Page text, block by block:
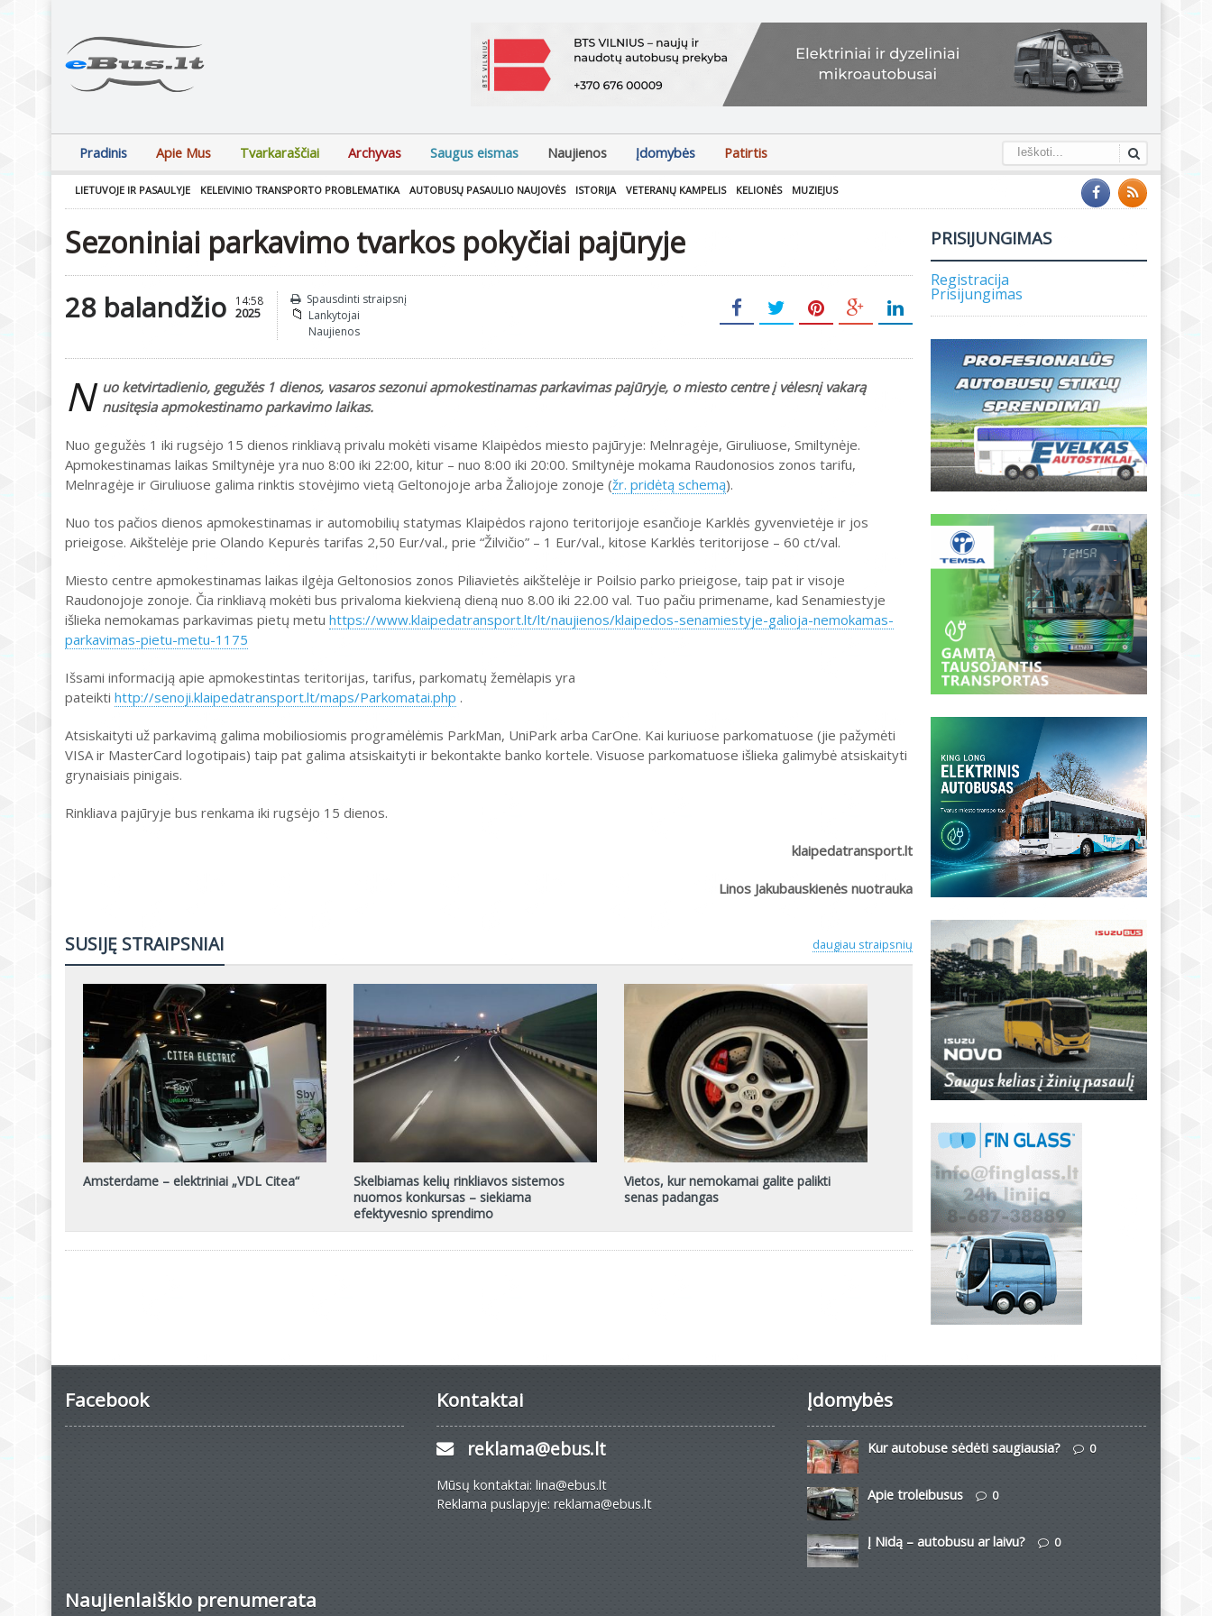
Pradinis Apie Mus Tvarkaraščiai Archyvas Saugus eismas Naujienos Įdomybės Patirtis
LIETUVOJE IR PASAULYJE KELEIVINIO TRANSPORTO PROBLEMATIKA AUTOBUSŲ PASAULIO NAUJOVĖS ISTORIJA VETERANŲ KAMPELIS KELIONĖS MUZIEJUS
Sezoniniai parkavimo tvarkos pokyčiai pajūryje
28 balandžio 14:58
2025
Spausdinti straipsnį
Lankytojai
Naujienos
N uo ketvirtadienio, gegužės 1 dienos, vasaros sezonui apmokestinamas parkavimas pajūryje, o miesto centre į vėlesnį vakarą
nusitęsia apmokestinamo parkavimo laikas.
Nuo gegužės 1 iki rugsėjo 15 dienos rinkliavą privalu mokėti visame Klaipėdos miesto pajūryje: Melnragėje, Giruliuose, Smiltynėje.
Apmokestinamas laikas Smiltynėje yra nuo 8:00 iki 22:00, kitur – nuo 8:00 iki 20:00. Smiltynėje mokama Raudonosios zonos tarifu,
Melnragėje ir Giruliuose galima rinktis stovėjimo vietą Geltonojoje arba Žaliojoje zonoje (žr. pridėtą schemą).
Nuo tos pačios dienos apmokestinamas ir automobilių statymas Klaipėdos rajono teritorijoje esančioje Karklės gyvenvietėje ir jos
prieigose. Aikštelėje prie Olando Kepurės tarifas 2,50 Eur/val., prie “Žilvičio” – 1 Eur/val., kitose Karklės teritorijose – 60 ct/val.
Miesto centre apmokestinamas laikas ilgėja Geltonosios zonos Piliavietės aikštelėje ir Poilsio parko prieigose, taip pat ir visoje
Raudonojoje zonoje. Čia rinkliavą mokėti bus privaloma kiekvieną dieną nuo 8.00 iki 22.00 val. Tuo pačiu primename, kad Senamiestyje
išlieka nemokamas parkavimas pietų metu https://www.klaipedatransport.lt/lt/naujienos/klaipedos-senamiestyje-galioja-nemokamas-
parkavimas-pietu-metu-1175
Išsami informaciją apie apmokestintas teritorijas, tarifus, parkomatų žemėlapis yra
pateikti http://senoji.klaipedatransport.lt/maps/Parkomatai.php .
Atsiskaityti už parkavimą galima mobiliosiomis programėlėmis ParkMan, UniPark arba CarOne. Kai kuriuose parkomatuose (jie pažymėti
VISA ir MasterCard logotipais) taip pat galima atsiskaityti ir bekontakte banko kortele. Visuose parkomatuose išlieka galimybė atsiskaityti
grynaisiais pinigais.
Rinkliava pajūryje bus renkama iki rugsėjo 15 dienos.
klaipedatransport.lt
Linos Jakubauskienės nuotrauka
daugiau straipsnių
SUSIJĘ STRAIPSNIAI
Amsterdame – elektriniai „VDL Citea“
Skelbiamas kelių rinkliavos sistemos
nuomos konkursas – siekiama
efektyvesnio sprendimo
Vietos, kur nemokamai galite palikti
senas padangas
PRISIJUNGIMAS
Registracija
Prisijungimas
Facebook Kontaktai
reklama@ebus.lt
Mūsų kontaktai: lina@ebus.lt
Reklama puslapyje: reklama@ebus.lt
Įdomybės
Kur autobuse sėdėti saugiausia? 0
Apie troleibusus 0
Į Nidą – autobusu ar laivu? 0
Naujienlaiškio prenumerata